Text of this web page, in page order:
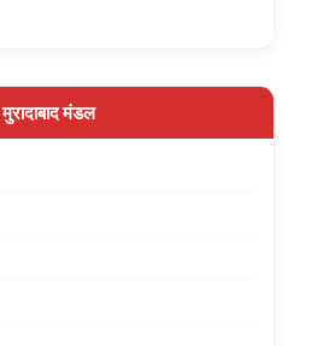
मुरादाबाद मंडल